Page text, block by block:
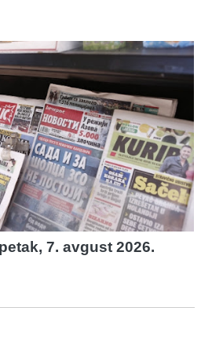
7. avgust 2026.